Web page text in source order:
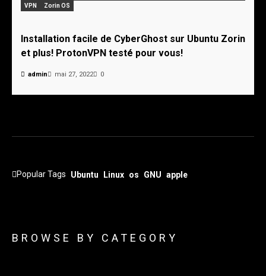
VPN
Zorin OS
Installation facile de CyberGhost sur Ubuntu Zorin
et plus! ProtonVPN testé pour vous!
admin mai 27, 2022 0
Popular Tags Ubuntu Linux os GNU apple
BROWSE BY CATEGORY